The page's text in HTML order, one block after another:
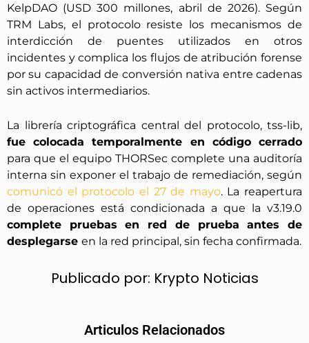
KelpDAO (USD 300 millones, abril de 2026). Según
TRM Labs, el protocolo resiste los mecanismos de
interdicción de puentes utilizados en otros
incidentes y complica los flujos de atribución forense
por su capacidad de conversión nativa entre cadenas
sin activos intermediarios.
La librería criptográfica central del protocolo, tss-lib,
fue colocada temporalmente en código cerrado
para que el equipo THORSec complete una auditoría
interna sin exponer el trabajo de remediación, según
comunicó el protocolo el 27 de mayo. La reapertura
de operaciones está condicionada a que la v3.19.0
complete pruebas en red de prueba antes de
desplegarse en la red principal, sin fecha confirmada.
Publicado por: Krypto Noticias
Articulos Relacionados